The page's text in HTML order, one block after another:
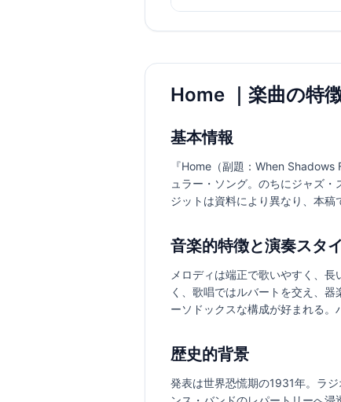
Home ｜楽曲の特
基本情報
『Home（副題：When Shadows
ュラー・ソング。のちにジャズ
ジットは資料により異なり、本稿
音楽的特徴と演奏スタ
メロディは端正で歌いやすく、
く、歌唱ではルバートを交え、
ーソドックスな構成が好まれる。
歴史的背景
発表は世界恐慌期の1931年。ラ